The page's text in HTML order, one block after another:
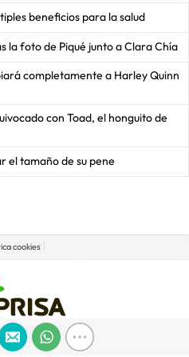
beneficios para la salud
la foto de Piqué junto a Clara Chía
completamente a Harley Quinn
con Toad, el honguito de
el tamaño de su pene
cookies